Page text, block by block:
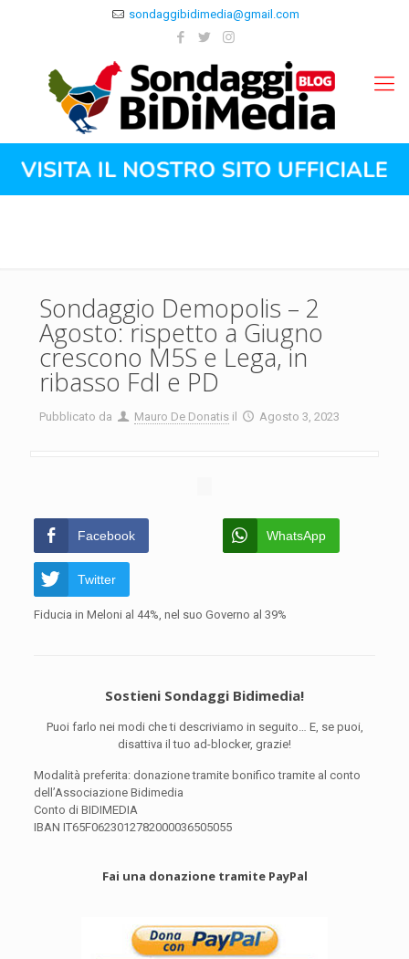
sondaggibidimedia@gmail.com
Sondaggio Demopolis – 2
Agosto: rispetto a Giugno
crescono M5S e Lega, in
ribasso FdI e PD
Pubblicato da Mauro De Donatis il Agosto 3, 2023
Facebook WhatsApp
Twitter
Fiducia in Meloni al 44%, nel suo Governo al 39%
Sostieni Sondaggi Bidimedia!
Puoi farlo nei modi che ti descriviamo in seguito… E, se puoi,
disattiva il tuo ad-blocker, grazie!
Modalità preferita: donazione tramite bonifico tramite al conto
dell’Associazione Bidimedia
Conto di BIDIMEDIA
IBAN IT65F0623012782000036505055
Fai una donazione tramite PayPal